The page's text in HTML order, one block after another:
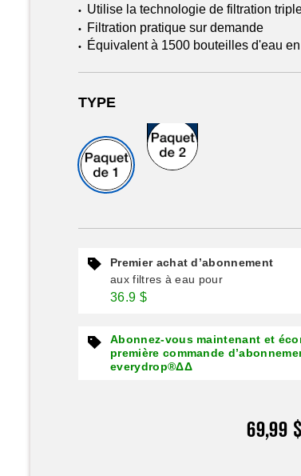
• Utilise la technologie de filtration
• Filtration pratique sur demande
• Équivalent à 1500 bouteilles d'eau
TYPE
Premier achat d’abonnement
aux filtres à eau pour
36.9 $
Abonnez-vous maintenant et
première commande
everydrop®ΔΔ
69,99 $